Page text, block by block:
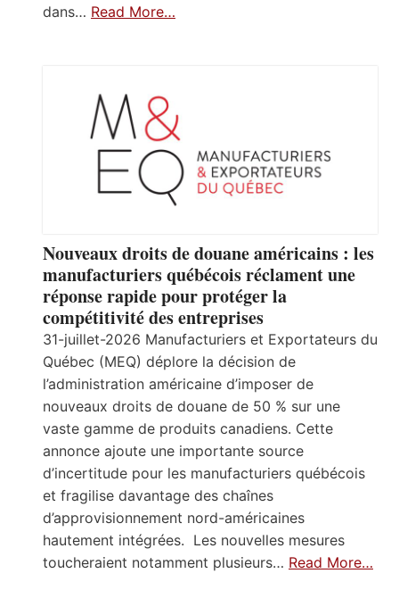
dans… Read More…
Nouveaux droits de douane américains : les
manufacturiers québécois réclament une
réponse rapide pour protéger la
compétitivité des entreprises
31-juillet-2026 Manufacturiers et Exportateurs du
Québec (MEQ) déplore la décision de
l’administration américaine d’imposer de
nouveaux droits de douane de 50 % sur une
vaste gamme de produits canadiens. Cette
annonce ajoute une importante source
d’incertitude pour les manufacturiers québécois
et fragilise davantage des chaînes
d’approvisionnement nord-américaines
hautement intégrées. Les nouvelles mesures
toucheraient notamment plusieurs… Read More…